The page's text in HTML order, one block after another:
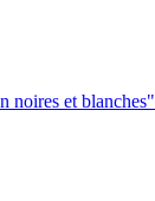
noires et blanches"